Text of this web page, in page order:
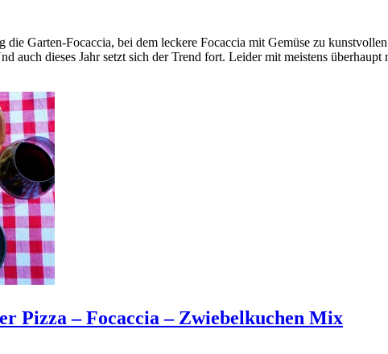
die Garten-Focaccia, bei dem leckere Focaccia mit Gemüse zu
auch dieses Jahr setzt sich der Trend fort. Leider mit meistens
Pizza – Focaccia – Zwiebelkuchen Mix